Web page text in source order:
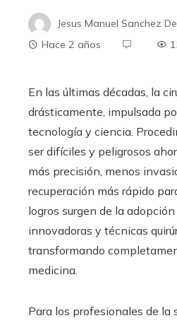
Jesus Manuel Sanchez
Hace 2 años
En las últimas décadas, la
drásticamente, impulsada
tecnología y ciencia.
ser difíciles y peligrosos
más precisión, menos
recuperación más rápido
logros surgen de la
innovadoras y técnicas
transformando
medicina.
Para los profesionales de la